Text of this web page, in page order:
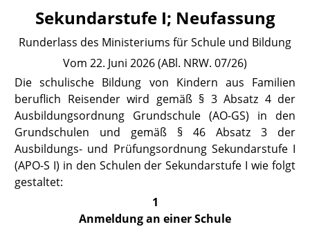
Sekundarstufe I; Neufassung
Runderlass des Ministeriums für Schule und Bildung
Vom 22. Juni 2026 (ABl. NRW. 07/26)
Die schulische Bildung von Kindern aus Familien
beruflich Reisender wird gemäß § 3 Absatz 4 der
Ausbildungsordnung Grundschule (AO-GS) in den
Grundschulen und gemäß § 46 Absatz 3 der
Ausbildungs- und Prüfungsordnung Sekundarstufe I
(APO-S I) in den Schulen der Sekundarstufe I wie folgt
gestaltet:
1
Anmeldung an einer Schule